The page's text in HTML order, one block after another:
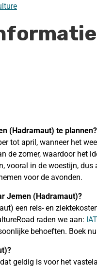
(Hadramaut) te plannen?
tot april, wanneer het
de zomer, waardoor
vooral in de woestijn,
voor de avonden.
Jemen (Hadramaut)?
een reis- en
raden we aan:
behoeften. Boek
geldig is voor het